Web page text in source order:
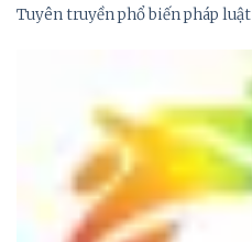
Tuyên truyền phổ biến pháp luật